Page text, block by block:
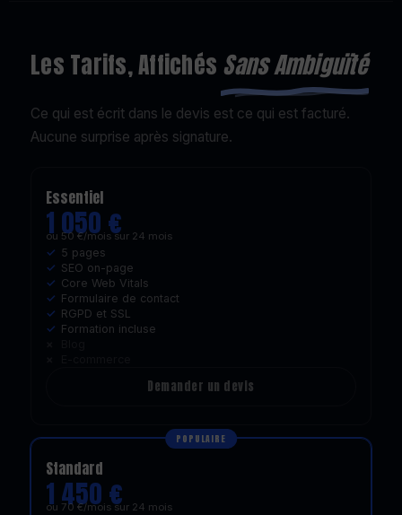
Les Tarifs, Affichés Sans Ambiguïté
Ce qui est écrit dans le devis est ce qui est facturé.
Aucune surprise après signature.
Essentiel
1 050 €
ou 50 €/mois sur 24 mois
5 pages
SEO on-page
Core Web Vitals
Formulaire de contact
RGPD et SSL
Formation incluse
Demander un devis
POPULAIRE
Standard
1 450 €
ou 70 €/mois sur 24 mois